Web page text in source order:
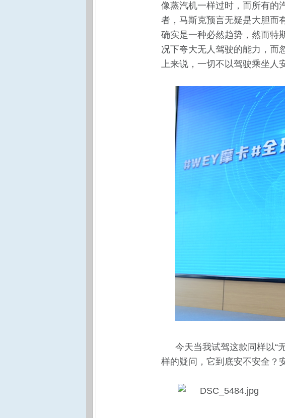
像蒸汽机一样过时，而所有的
者，马斯克预言无疑是大胆而
确实是一种必然趋势，然而特
况下夸大无人驾驶的能力，而
上来说，一切不以驾驶乘坐人
今天当我试驾这款同样以“
样的疑问，它到底安不安全？